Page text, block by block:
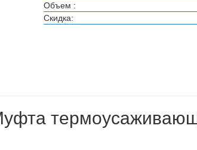
Объем :
Скидка: